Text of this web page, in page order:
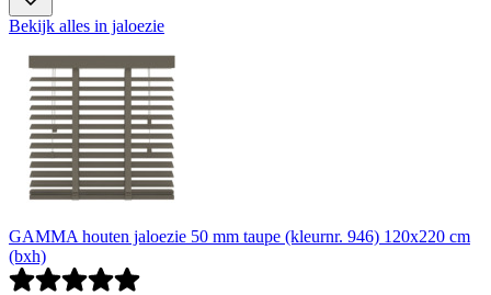
Bekijk alles in jaloezie
GAMMA houten jaloezie 50 mm taupe (kleurnr. 946) 120x220 cm
(bxh)